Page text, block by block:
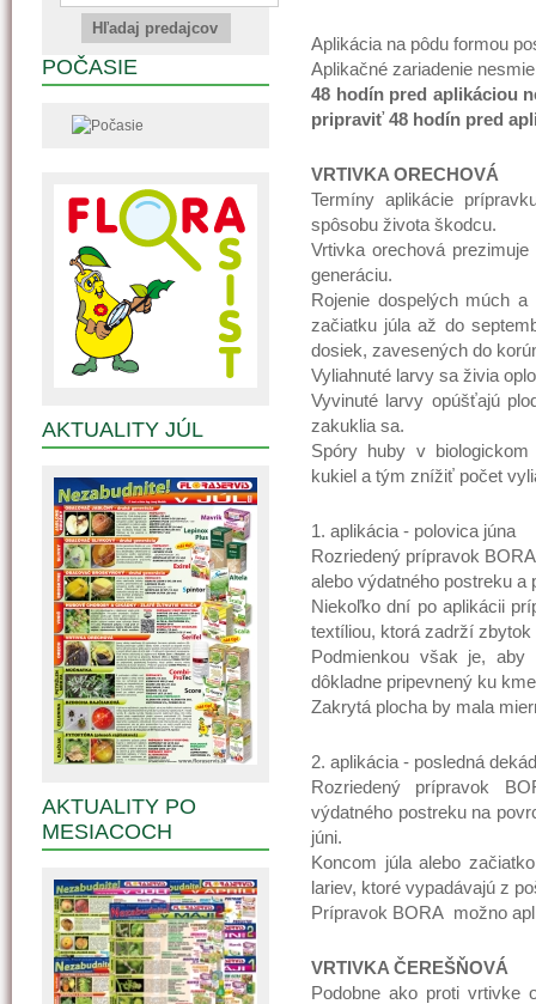
Aplikácia na pôdu formou
Aplikačné zariadenie
48 hodín pred aplikáciou
pripraviť 48 hodín pred
VRTIVKA ORECHOVÁ
Termíny aplikácie
spôsobu života škodcu.
Vrtivka orechová
generáciu.
Rojenie dospelých múch
začiatku júla až do
dosiek, zavesených do
Vyliahnuté larvy sa živia
Vyvinuté larvy opúšťajú
zakuklia sa.
Spóry huby v
kukiel a tým znížiť počet
1. aplikácia - polovica júna
Rozriedený prípravok
alebo výdatného postreku
Niekoľko dní po aplikácii
textíliou, ktorá zadrží
Podmienkou však je,
dôkladne pripevnený ku
Zakrytá plocha by mala
2. aplikácia - posledná
Rozriedený prípravok
výdatného postreku na
júni.
Koncom júla alebo
lariev, ktoré vypadávajú z
Prípravok BORA možno
VRTIVKA ČEREŠŇOVÁ
Podobne ako proti vrtivke
POČASIE
AKTUALITY JÚL
AKTUALITY PO
MESIACOCH